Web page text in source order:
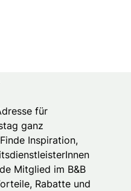
für
ganz
Inspiration,
Mitglied im B&B
Rabatte und